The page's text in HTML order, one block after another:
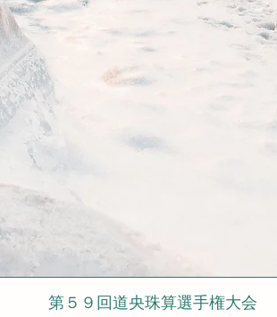
​第５９回道央珠算選手権大会